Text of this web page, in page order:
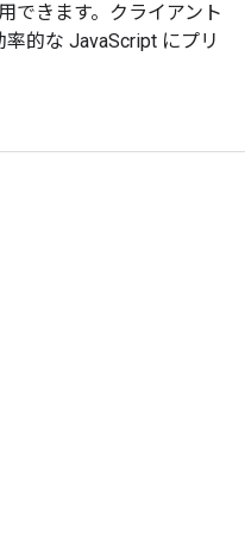
できます。クライアント
的な JavaScript にプリ